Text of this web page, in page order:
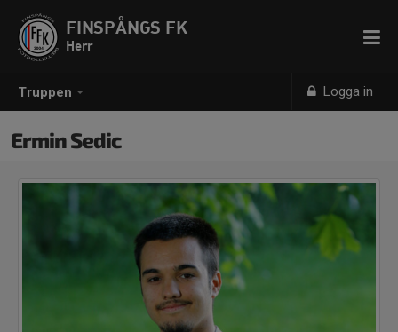
Truppen Logga in
FINSPÅNGS FK
Herr
Ermin Sedic